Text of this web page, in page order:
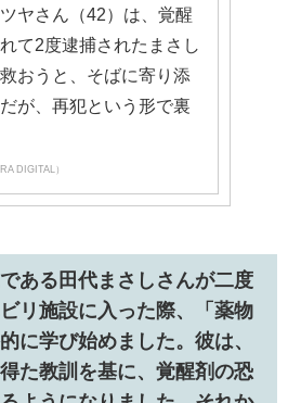
ヤさん（42）は、覚醒
て2度逮捕されたまさし
おうと、そばに寄り添
が、再犯という形で裏
DIGITAL）
ある田代まさしさんが二度
リ施設に入った際、「薬物
に学び始めました。彼は、
た教訓を基に、覚醒剤の恐